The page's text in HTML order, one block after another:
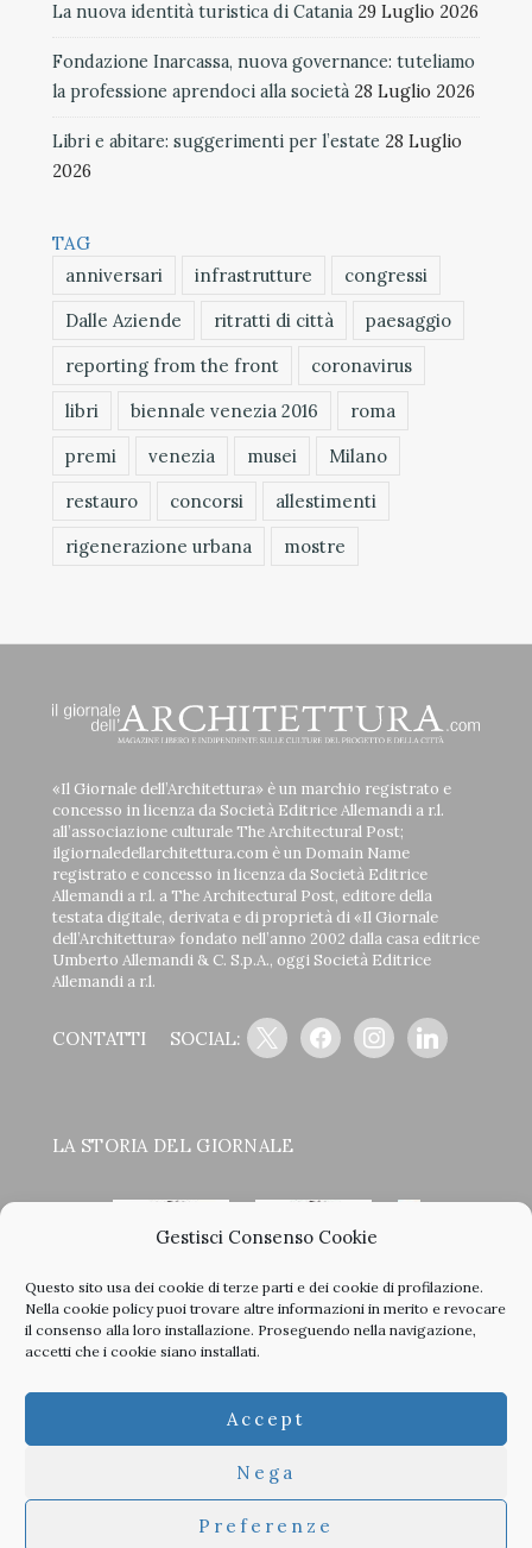
Gestisci Consenso Cookie
Questo sito usa dei cookie di terze parti e dei cookie di profilazione.
Nella cookie policypuoi trovare altre informazioni in merito e revocare
il consenso alla loro installazione. Proseguendo nella navigazione,
accetti che i cookie siano installati.
Accept
Nega
Preferenze
La nuova identità turistica di Catania 29 Luglio 2026
Fondazione Inarcassa, nuova governance: tuteliamo
la professione aprendoci alla società 28 Luglio 2026
Libri e abitare: suggerimenti per l’estate 28 Luglio
2026
TAG
anniversari
infrastrutture
congressi
Dalle Aziende
ritratti di città
paesaggio
reporting from the front
coronavirus
libri
biennale venezia 2016
roma
premi
venezia musei
Milano
restauro
concorsi
allestimenti
rigenerazione urbana
mostre
«Il Giornale dell’Architettura» è un marchio registrato e
concesso in licenza da Società Editrice Allemandi a r.l.
all’associazione culturale The Architectural Post;
ilgiornaledellarchitettura.com è un Domain Name
registrato e concesso in licenza da Società Editrice
Allemandi a r.l. a The Architectural Post, editore della
testata digitale, derivata e di proprietà di «Il Giornale
dell’Architettura» fondato nell’anno 2002 dalla casa editrice
Umberto Allemandi & C. S.p.A., oggi Società Editrice
Allemandi a r.l.
CONTATTI SOCIAL:
x facebookinstagramlinkedin
LA STORIA DEL GIORNALE
< >
tutti i nostri vecchi numeri in PDF.
© 2026 TheArchitecturalPost -Privacy -